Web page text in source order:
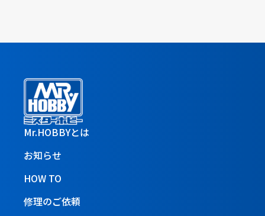
Mr.HOBBYとは
お知らせ
HOW TO
修理のご依頼